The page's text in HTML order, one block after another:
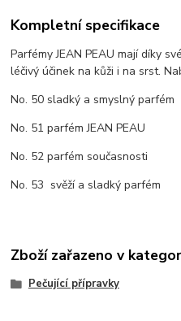
Kompletní specifikace
Parfémy JEAN PEAU mají díky
léčivý účinek na kůži i na srst.
No. 50 sladký a smyslný parfém
No. 51 parfém JEAN PEAU
No. 52 parfém současnosti
No. 53 svěží a sladký parfém
Zboží zařazeno v
Pečující přípravky